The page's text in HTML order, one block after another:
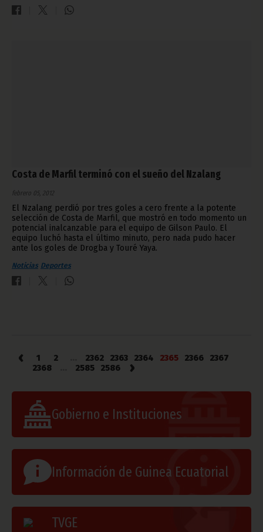
Costa de Marfil terminó con el sueño del Nzalang
febrero 05, 2012
El Nzalang perdió por tres goles a cero frente a la potente
selección de Costa de Marfil, que mostró en todo momento un
potencial inalcanzable para el equipo de Gilson Paulo. El
equipo luchó hasta el último minuto, pero nada pudo hacer
ante los goles de Drogba y Touré Yaya.
Noticias Deportes
‹ 1 2 2362 2363 2364 2365 2366
2367
2368
2585 2586 ›
Gobierno e Instituciones
Información de Guinea Ecuatorial
TVGE